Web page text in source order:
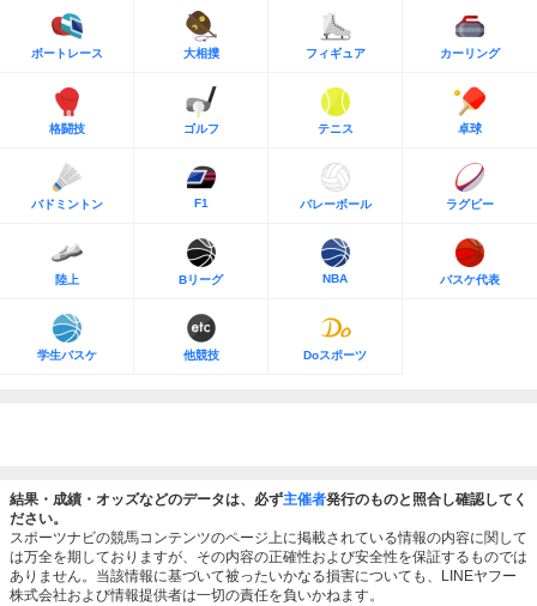
ボートレース 大相撲 フィギュア カーリング
格闘技 ゴルフ テニス 卓球
バドミントン F1 バレーボール ラグビー
陸上 Bリーグ NBA バスケ代表
学生バスケ 他競技 Doスポーツ
結果・成績・オッズなどのデータは、必ず主催者発行のものと照合し確認してく
ださい。
スポーツナビの競馬コンテンツのページ上に掲載されている情報の内容に関して
は万全を期しておりますが、その内容の正確性および安全性を保証するものでは
ありません。当該情報に基づいて被ったいかなる損害についても、LINEヤフー
株式会社および情報提供者は一切の責任を負いかねます。